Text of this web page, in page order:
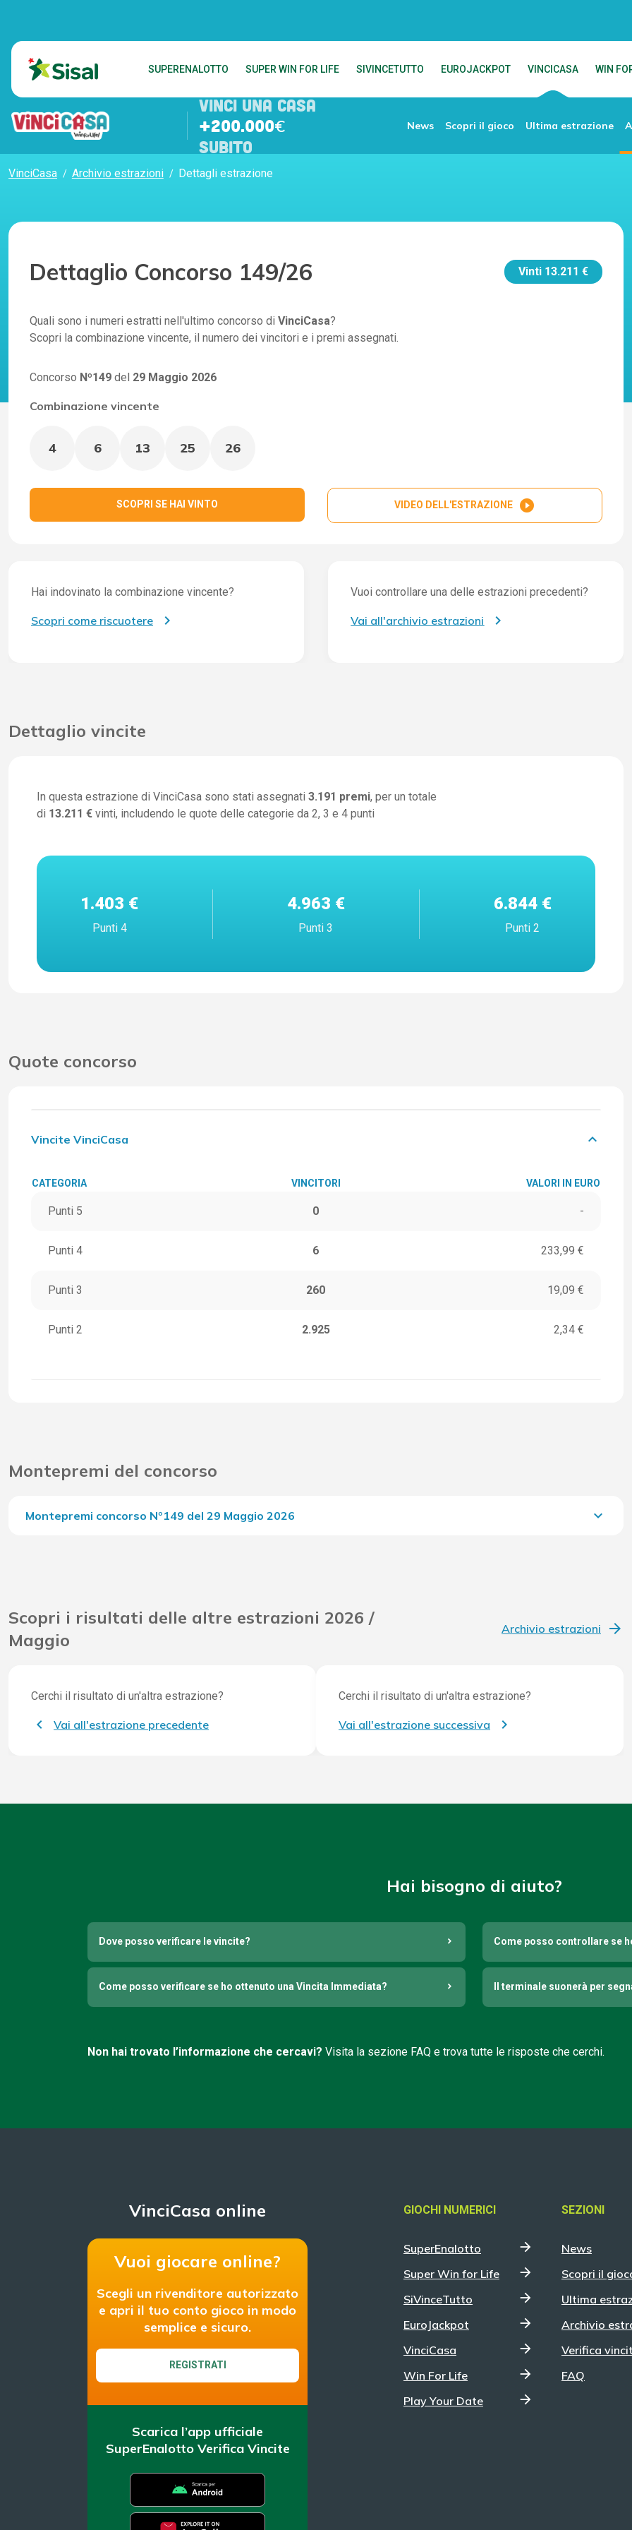
SUPERENALOTTO SUPER WIN FOR LIFE SIVINCETUTTO EUROJACKPOT VINCICASA WIN
VINCI UNA CASA
+200.000€
SUBITO
News Scopri il gioco Ultima estrazione
VinciCasa Archivio estrazioni Dettagli estrazione
Dettaglio Concorso 149/26 Vinti 13.211 €
Quali sono i numeri estratti nell'ultimo concorso di VinciCasa?
Scopri la combinazione vincente, il numero dei vincitori e i premi assegnati.
Concorso Nº149 del 29 Maggio 2026
Combinazione vincente
4 6 13 25 26
SCOPRI SE HAI VINTO VIDEO DELL'ESTRAZIONE play_circle_filled
Hai indovinato la combinazione vincente?
Scopri come riscuotere
Vuoi controllare una delle estrazioni precedenti?
Vai all'archivio estrazioni
Dettaglio vincite
In questa estrazione di VinciCasa sono stati assegnati 3.191 premi, per un totale
di 13.211 € vinti, includendo le quote delle categorie da 2, 3 e 4 punti
1.403 €
Punti 4
4.963 €
Punti 3
6.844 €
Punti 2
Quote concorso
Vincite VinciCasa keyboard_arrow_down
CATEGORIA VINCITORI VALORI IN EURO
Punti 5 0 -
Punti 4 6 233,99 €
Punti 3 260 19,09 €
Punti 2 2.925 2,34 €
Montepremi del concorso
Montepremi concorso Nº149 del 29 Maggio 2026 keyboard_arrow_down
Scopri i risultati delle altre estrazioni 2026 /
Maggio
Archivio estrazioni
Cerchi il risultato di un'altra estrazione?
Vai all'estrazione precedente
Cerchi il risultato di un'altra estrazione?
Vai all'estrazione successiva
Hai bisogno di aiuto?
Dove posso verificare le vincite? Come posso controllare se
Come posso verificare se ho ottenuto una Vincita Immediata? Il terminale suonerà per
Non hai trovato l’informazione che cercavi? Visita la sezione FAQ e trova tutte le risposte che cerchi.
VinciCasa online
Vuoi giocare online?
Scegli un rivenditore autorizzato
e apri il tuo conto gioco in modo
semplice e sicuro.
REGISTRATI
Scarica l’app ufficiale
SuperEnalotto Verifica Vincite
GIOCHI NUMERICI
SuperEnalotto
Super Win for Life
SiVinceTutto
EuroJackpot
VinciCasa
Win For Life
Play Your Date
SEZIONI
News
Scopri il
Ultima
Archivio
Verifica
FAQ